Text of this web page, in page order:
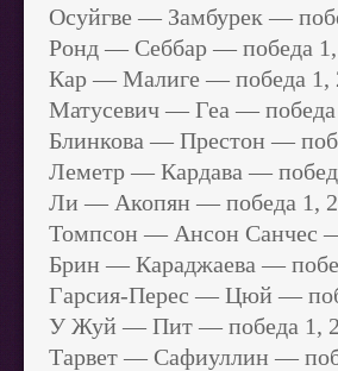
Осуйгве — Замбурек —
Ронд — Себбар — победа
Кар — Малиге — победа 1,
Матусевич — Геа —
Блинкова — Престон —
Леметр — Кардава —
Ли — Акопян — победа 1,
Томпсон — Ансон Санчес
Брин — Караджаева —
Гарсия-Перес — Цюй —
У Жуй — Пит — победа 1,
Тарвет — Сафиуллин —